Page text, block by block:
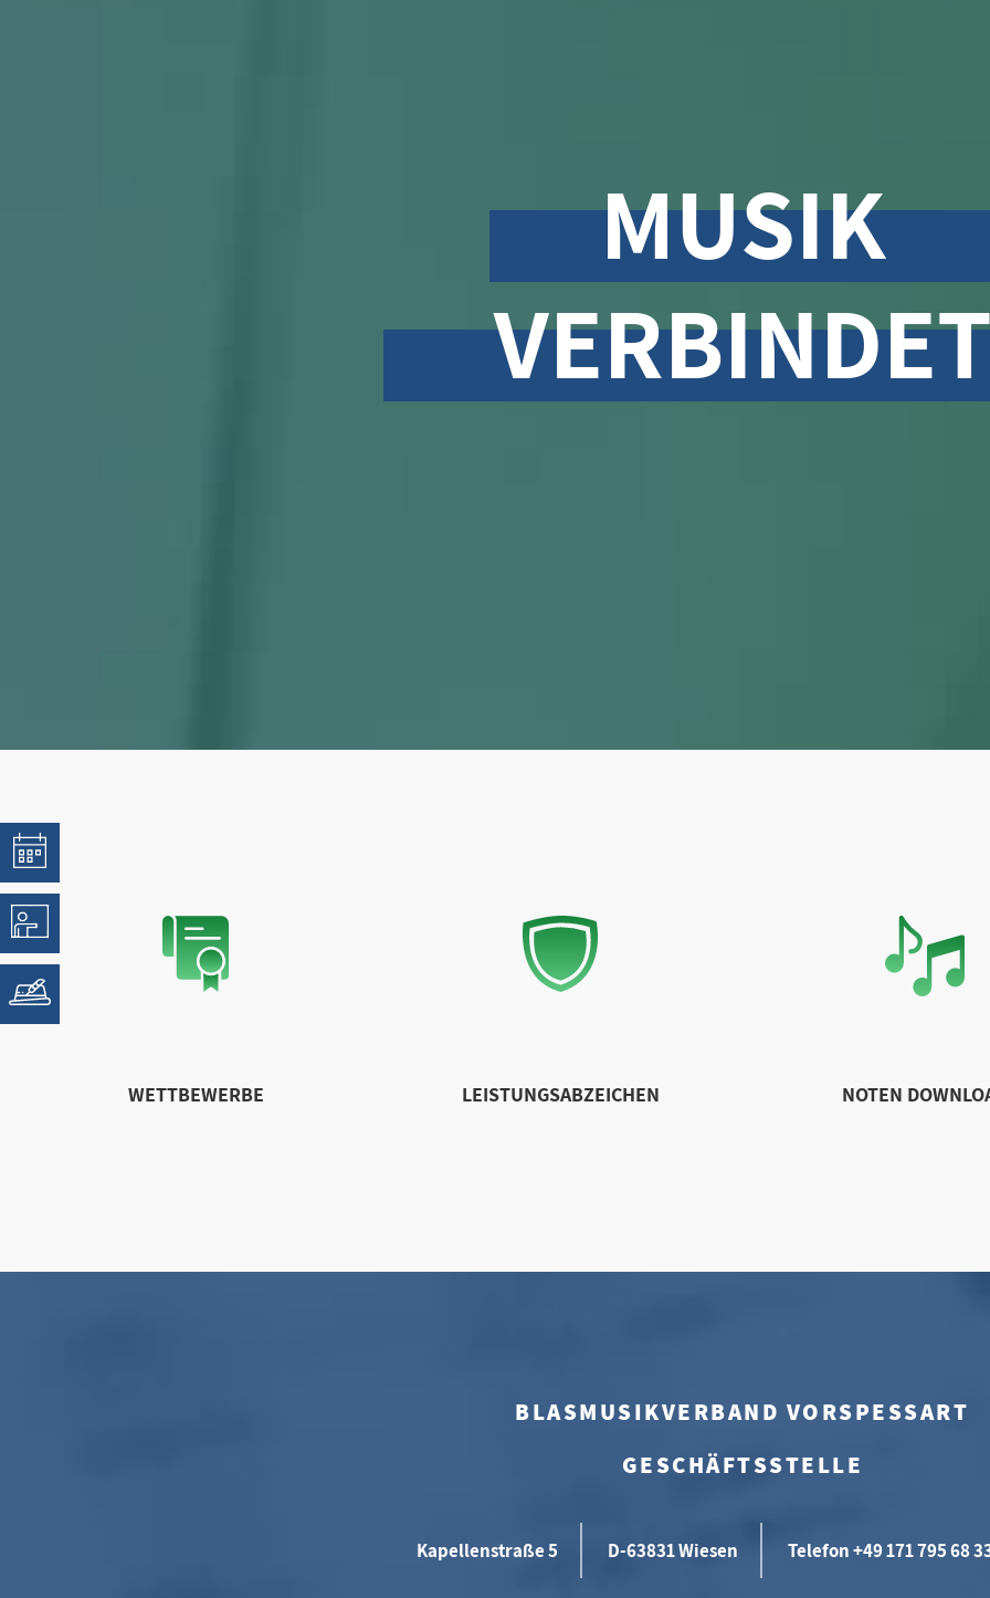
MUSIK
WETTBEWERBE LEISTUNGSABZEICHEN NOTEN
BLASMUSIKVERBAND VORSPESSART
GESCHÄFTSSTELLE
Kapellenstraße 5 D-63831 Wiesen Telefon +49 171 795 68